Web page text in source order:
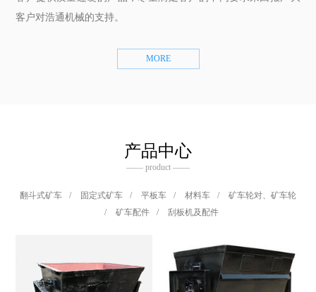
客户对浩通机械的支持。
MORE
产品中心
—— product ——
翻斗式矿车 / 固定式矿车 / 平板车 / 材料车 /
矿车轮对、矿车轮
/
矿车配件 / 刮板机及配件